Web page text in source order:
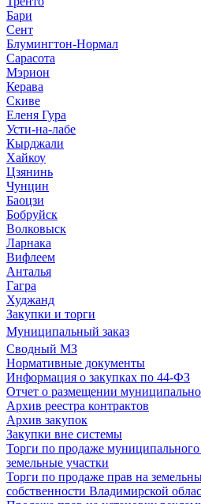
Бари
Сент
Блумингтон-Нормал
Сарасота
Мэрион
Керава
Скиве
Еленя Гура
Усти-на-лабе
Кырджали
Хайкоу
Цзянинь
Чунцин
Баоцзи
Бобруйск
Волковыск
Ларнака
Вифлеем
Анталья
Гагра
Худжанд
Закупки и торги
Муниципальный заказ
Сводный МЗ
Нормативные документы
Информация о закупках по 44-ФЗ
Отчет о размещении
Архив реестра контрактов
Архив закупок
Закупки вне системы
Торги по продаже
земельные участки
Торги по продаже прав на
собственности Владимирской